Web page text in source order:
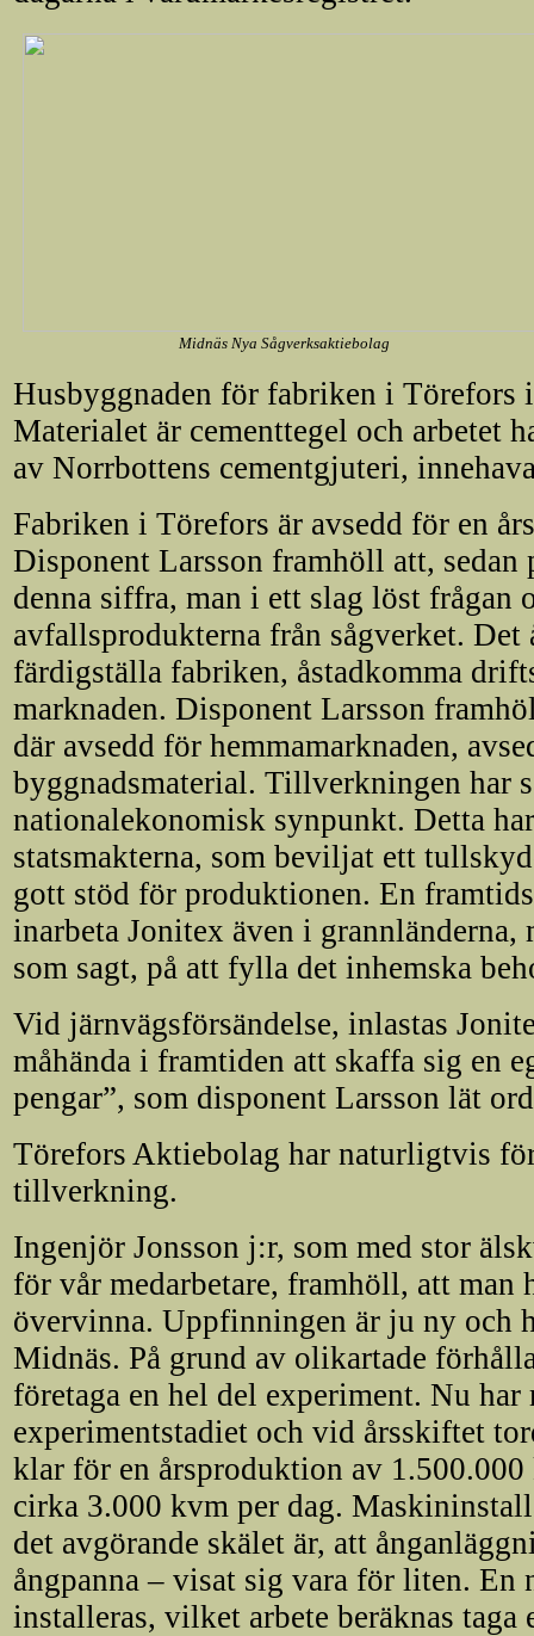
Midnäs Nya Sågverksaktiebolag
Husbyggnaden för fabriken i Törefors
Materialet är cementtegel och arbetet
av Norrbottens cementgjuteri,
Fabriken i Törefors är avsedd för en
Disponent Larsson framhöll att,
denna siffra, man i ett slag löst frågan
avfallsprodukterna från sågverket. Det
färdigställa fabriken, åstadkomma
marknaden. Disponent Larsson
där avsedd för hemmamarknaden,
byggnadsmaterial. Tillverkningen har
nationalekonomisk synpunkt. Detta
statsmakterna, som beviljat ett
gott stöd för produktionen. En
inarbeta Jonitex även i
som sagt, på att fylla det inhemska
Vid järnvägsförsändelse, inlastas
måhända i framtiden att skaffa sig en
pengar”, som disponent Larsson lät
Törefors Aktiebolag har naturligtvis
tillverkning.
Ingenjör Jonsson j:r, som med stor
för vår medarbetare, framhöll, att
övervinna. Uppfinningen är ju ny och
Midnäs. På grund av olikartade
företaga en hel del experiment. Nu
experimentstadiet och vid årsskiftet
klar för en årsproduktion av
cirka 3.000 kvm per dag.
det avgörande skälet är, att
ångpanna – visat sig vara för liten. En
installeras, vilket arbete beräknas taga